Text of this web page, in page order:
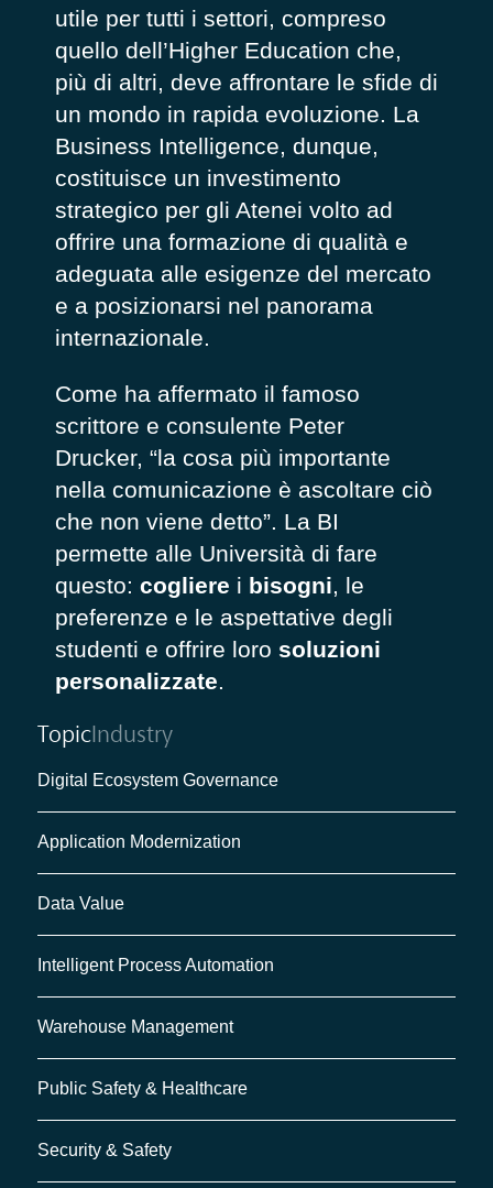
utile per tutti i settori, compreso
quello dell’Higher Education che,
più di altri, deve affrontare le sfide di
un mondo in rapida evoluzione. La
Business Intelligence, dunque,
costituisce un investimento
strategico per gli Atenei volto ad
offrire una formazione di qualità e
adeguata alle esigenze del mercato
e a posizionarsi nel panorama
internazionale.
Come ha affermato il famoso
scrittore e consulente Peter
Drucker, “la cosa più importante
nella comunicazione è ascoltare ciò
che non viene detto”. La BI
permette alle Università di fare
questo: cogliere i bisogni, le
preferenze e le aspettative degli
studenti e offrire loro soluzioni
personalizzate.
TopicIndustry
Digital Ecosystem Governance
Application Modernization
Data Value
Intelligent Process Automation
Warehouse Management
Public Safety & Healthcare
Security & Safety